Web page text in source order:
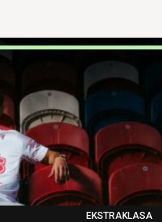
EKSTRAKLASA